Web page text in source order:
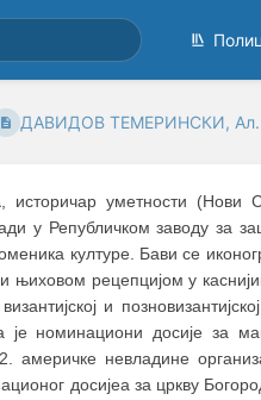
ДАВИДОВ ТЕМЕРИНСКИ,
, историчар уметности
у Републичком заводу за
културе. Бави се
њиховом рецепцијом у
и
номинациони досије за
америчке невладине
досијеа за цркву